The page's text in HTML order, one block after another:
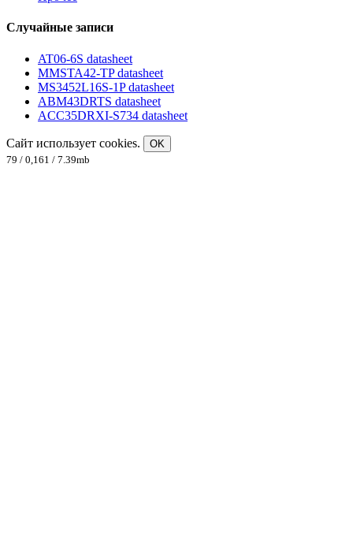
Случайные записи
AT06-6S datasheet
MMSTA42-TP datasheet
MS3452L16S-1P datasheet
ABM43DRTS datasheet
ACC35DRXI-S734 datasheet
Сайт использует cookies.
OK
79 / 0,161 / 7.39mb